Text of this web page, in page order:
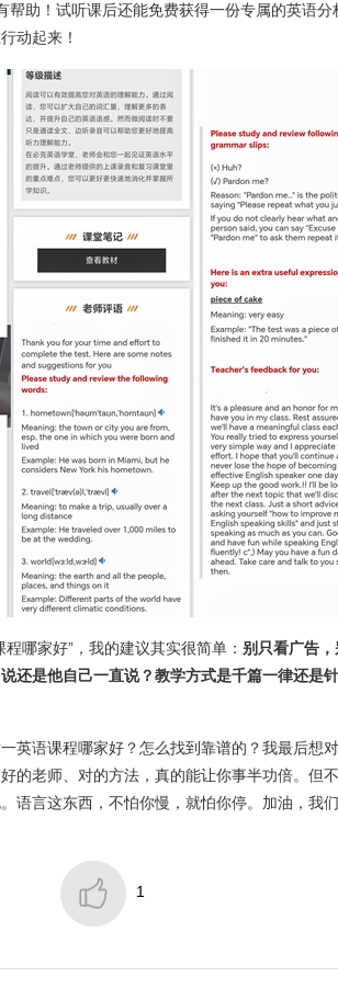
帮助！试听课后还能免费获得一份专属的英语分
动起来！
哪家好”，我的建议其实很简单： 别只看广告
是他自己一直说？教学方式是千篇一律还是
英语课程哪家好？怎么找到靠谱的？我最后想
的老师、对的方法，真的能让你事半功倍。但
言这东西，不怕你慢，就怕你停。加油，我们
 1